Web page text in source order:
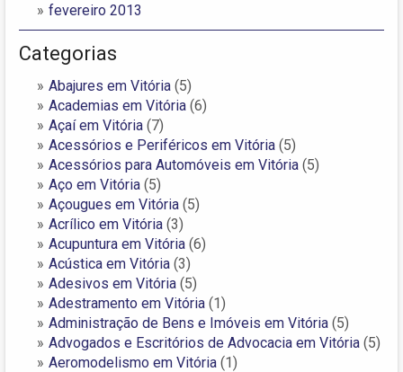
fevereiro 2013
Categorias
Abajures em Vitória (5)
Academias em Vitória (6)
Açaí em Vitória (7)
Acessórios e Periféricos em Vitória (5)
Acessórios para Automóveis em Vitória (5)
Aço em Vitória (5)
Açougues em Vitória (5)
Acrílico em Vitória (3)
Acupuntura em Vitória (6)
Acústica em Vitória (3)
Adesivos em Vitória (5)
Adestramento em Vitória (1)
Administração de Bens e Imóveis em Vitória (5)
Advogados e Escritórios de Advocacia em Vitória (5)
Aeromodelismo em Vitória (1)